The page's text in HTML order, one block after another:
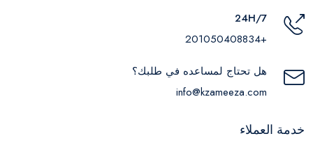
24H/7
+201050408834
هل تحتاج لمساعده في طلبك؟
info@kzameeza.com
خدمة العملاء